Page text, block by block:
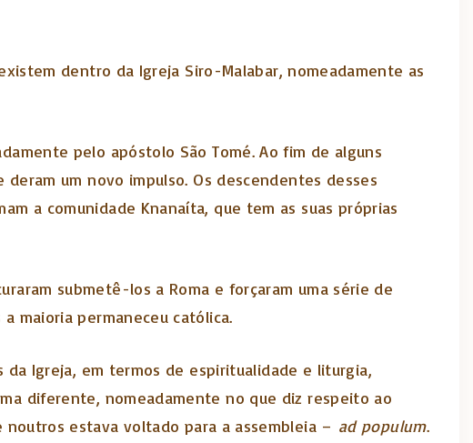
dentro da Igreja Siro-Malabar, nomeadamente as
pelo apóstolo São Tomé. Ao fim de alguns
um novo impulso. Os descendentes desses
a comunidade Knanaíta, que tem as suas próprias
submetê-los a Roma e forçaram uma série de
maioria permaneceu católica.
Igreja, em termos de espiritualidade e liturgia,
diferente, nomeadamente no que diz respeito ao
estava voltado para a assembleia – ad populum.